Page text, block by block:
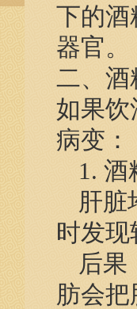
下的酒
器官。
二、酒
如果饮
病变：
1.
肝脏
时发
后果
肪会把